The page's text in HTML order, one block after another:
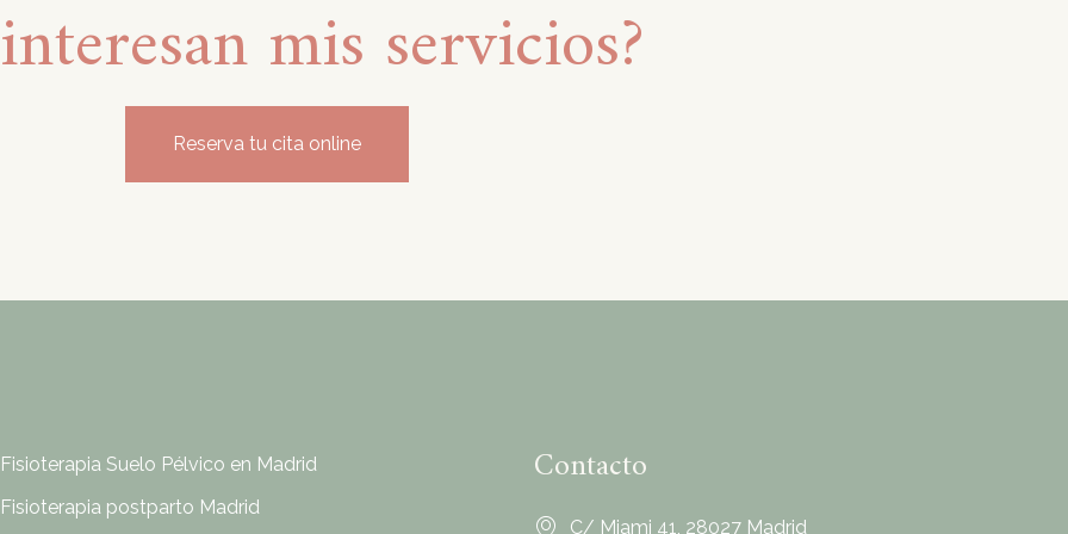
mis servicios?
Reserva tu cita online
Fisioterapia Suelo Pélvico en Madrid
Fisioterapia postparto Madrid
Contacto
C/ Miami 41, 28027 Madrid